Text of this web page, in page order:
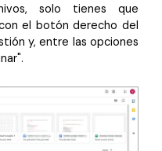
solo tienes que
el botón derecho del
y, entre las opciones